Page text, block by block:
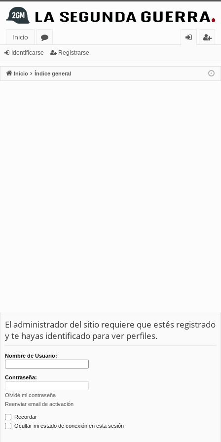
Inicio
or
os
nt
ifi
ist
ra
Identificarse Registrarse
Inicio Índice general
El administrador del sitio requiere que estés registrado
y te hayas identificado para ver perfiles.
Nombre de Usuario:
Contraseña:
Olvidé mi contraseña
Reenviar email de activación
Recordar
Ocultar mi estado de conexión en esta sesión